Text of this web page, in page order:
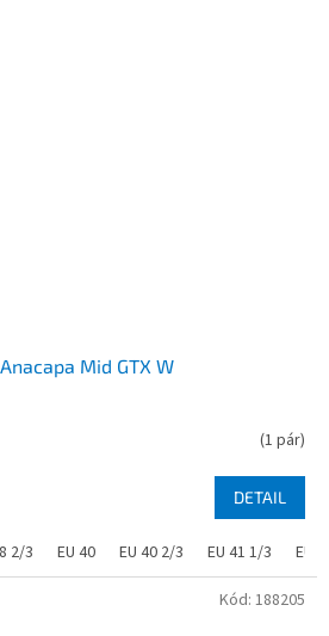
Mid GTX W
(1 pár)
DETAIL
2/3 EU 40 EU 40 2/3 EU 41 1/3 EU
Kód: 188205